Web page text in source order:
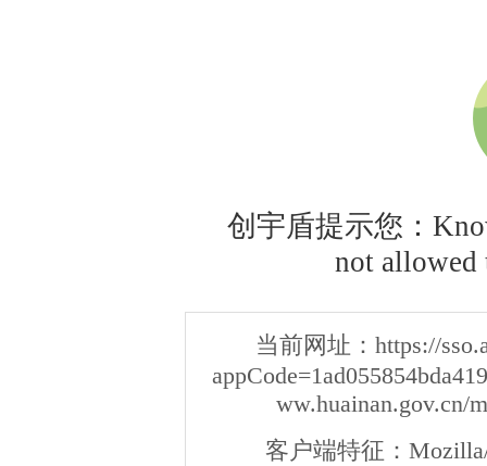
创宇盾提示您：
not
当前网址： https://
ww.huainan.gov.cn/
客户端特征：